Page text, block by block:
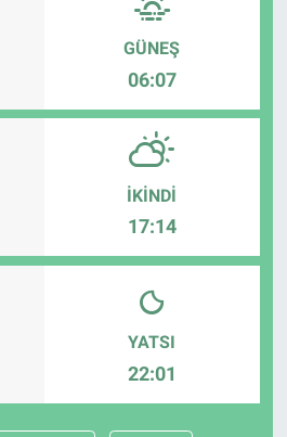
GÜNEŞ
06:07
İKINDI
17:14
YATSI
22:01